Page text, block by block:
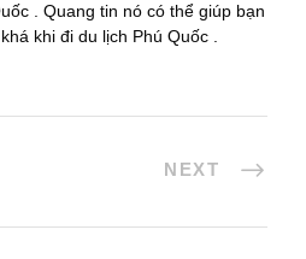
. Quang tin nó có thể giúp bạn
khi đi du lịch Phú Quốc .
NEXT